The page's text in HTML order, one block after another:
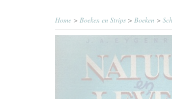
Home > Boeken en Strips > Boeken >